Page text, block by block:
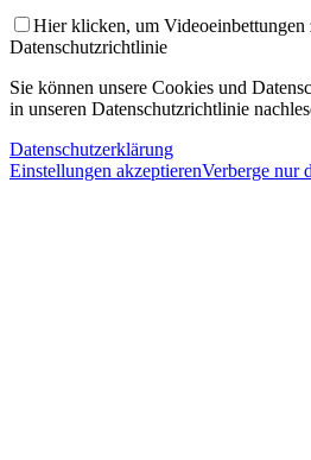
Hier klicken, um Videoeinbettungen
Datenschutzrichtlinie
Sie können unsere Cookies und
in unseren Datenschutzrichtlinie
Datenschutzerklärung
Einstellungen akzeptierenVerberge nur